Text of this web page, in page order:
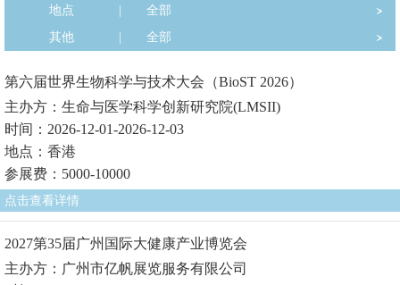
地点
全部
其他
全部
第六届世界生物科学与技术大会（BioST 2026）
主办方：生命与医学科学创新研究院(LMSII)
时间：2026-12-01-2026-12-03
地点：香港
参展费：5000-10000
点击查看详情
2027第35届广州国际大健康产业博览会
主办方：广州市亿帆展览服务有限公司